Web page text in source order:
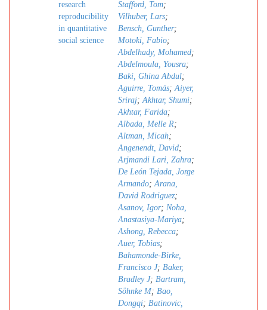
research
reproducibility
in quantitative
social science
Stafford, Tom;
Vilhuber, Lars;
Bensch, Gunther;
Motoki, Fabio;
Abdelhady, Mohamed;
Abdelmoula, Yousra;
Baki, Ghina Abdul;
Aguirre, Tomás;Aiyer,
Sriraj;Akhtar, Shumi;
Akhtar, Farida;
Albada, Melle R;
Altman, Micah;
Angenendt, David;
Arjmandi Lari, Zahra;
De León Tejada, Jorge
Armando;Arana,
David Rodriguez;
Asanov, Igor; Noha,
Anastasiya-Mariya;
Ashong, Rebecca;
Auer, Tobias;
Bahamonde-Birke,
Francisco J; Baker,
Bradley J; Bartram,
Söhnke M; Bao,
Dongqi; Batinovic,